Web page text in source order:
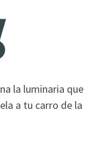
la luminaria que
a tu carro de la